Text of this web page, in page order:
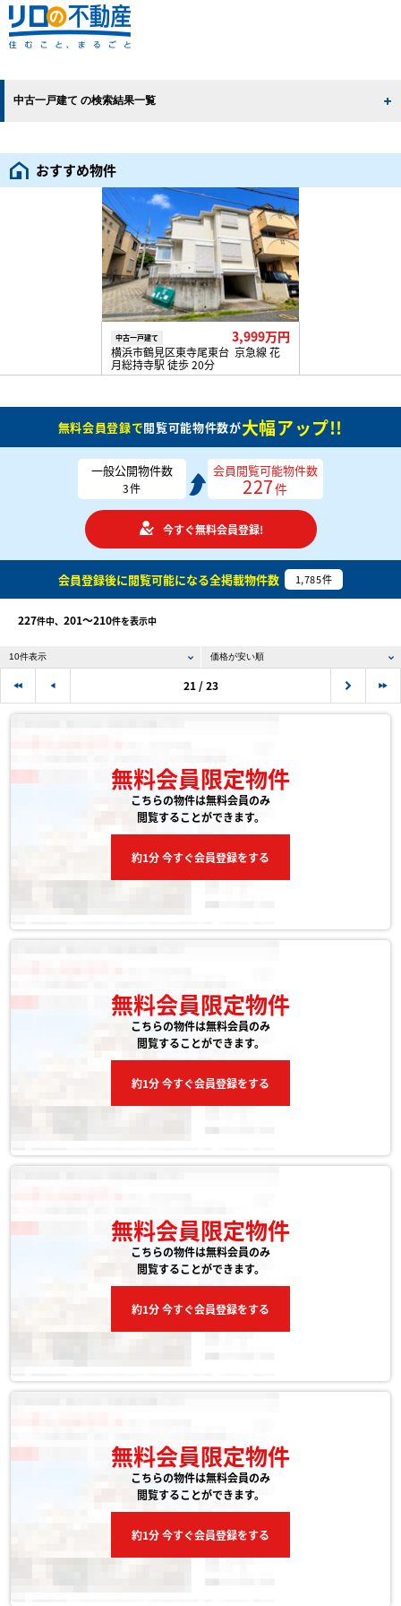
中古一戸建て の検索結果一覧
おすすめ物件
中古一戸建て 3,999万円
横浜市鶴見区東寺尾東台 京急線 花
月総持寺駅 徒歩 20分
無料会員登録で閲覧可能物件数が大幅アップ!!
一般公開物件数
3件
会員閲覧可能物件数
227件
今すぐ無料会員登録!
会員登録後に閲覧可能になる全掲載物件数 1,785件
227件中、 201〜210件を表示中
21 / 23
無料会員限定物件
こちらの物件は無料会員のみ
閲覧することができます。
約1分 今すぐ会員登録をする
無料会員限定物件
こちらの物件は無料会員のみ
閲覧することができます。
約1分 今すぐ会員登録をする
無料会員限定物件
こちらの物件は無料会員のみ
閲覧することができます。
約1分 今すぐ会員登録をする
無料会員限定物件
こちらの物件は無料会員のみ
閲覧することができます。
約1分 今すぐ会員登録をする